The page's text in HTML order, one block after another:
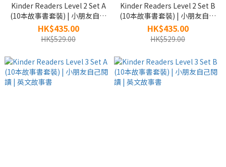
Kinder Readers Level 2 Set A
(10本故事書套裝) | 小朋友自己
學閱讀 | 英文故事書
HK$435.00
HK$529.00
Kinder Readers Level 2 Set B
(10本故事書套裝) | 小朋友自己
閱讀 | 英文故事書
HK$435.00
HK$529.00